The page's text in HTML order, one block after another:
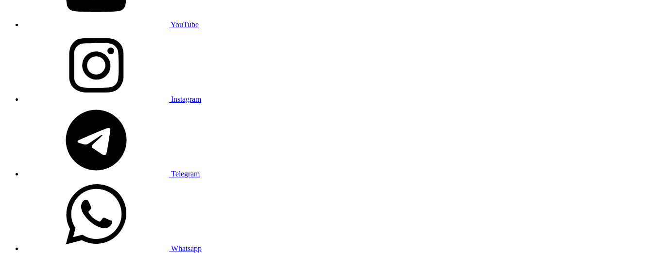
YouTube
Instagram
Telegram
Whatsapp